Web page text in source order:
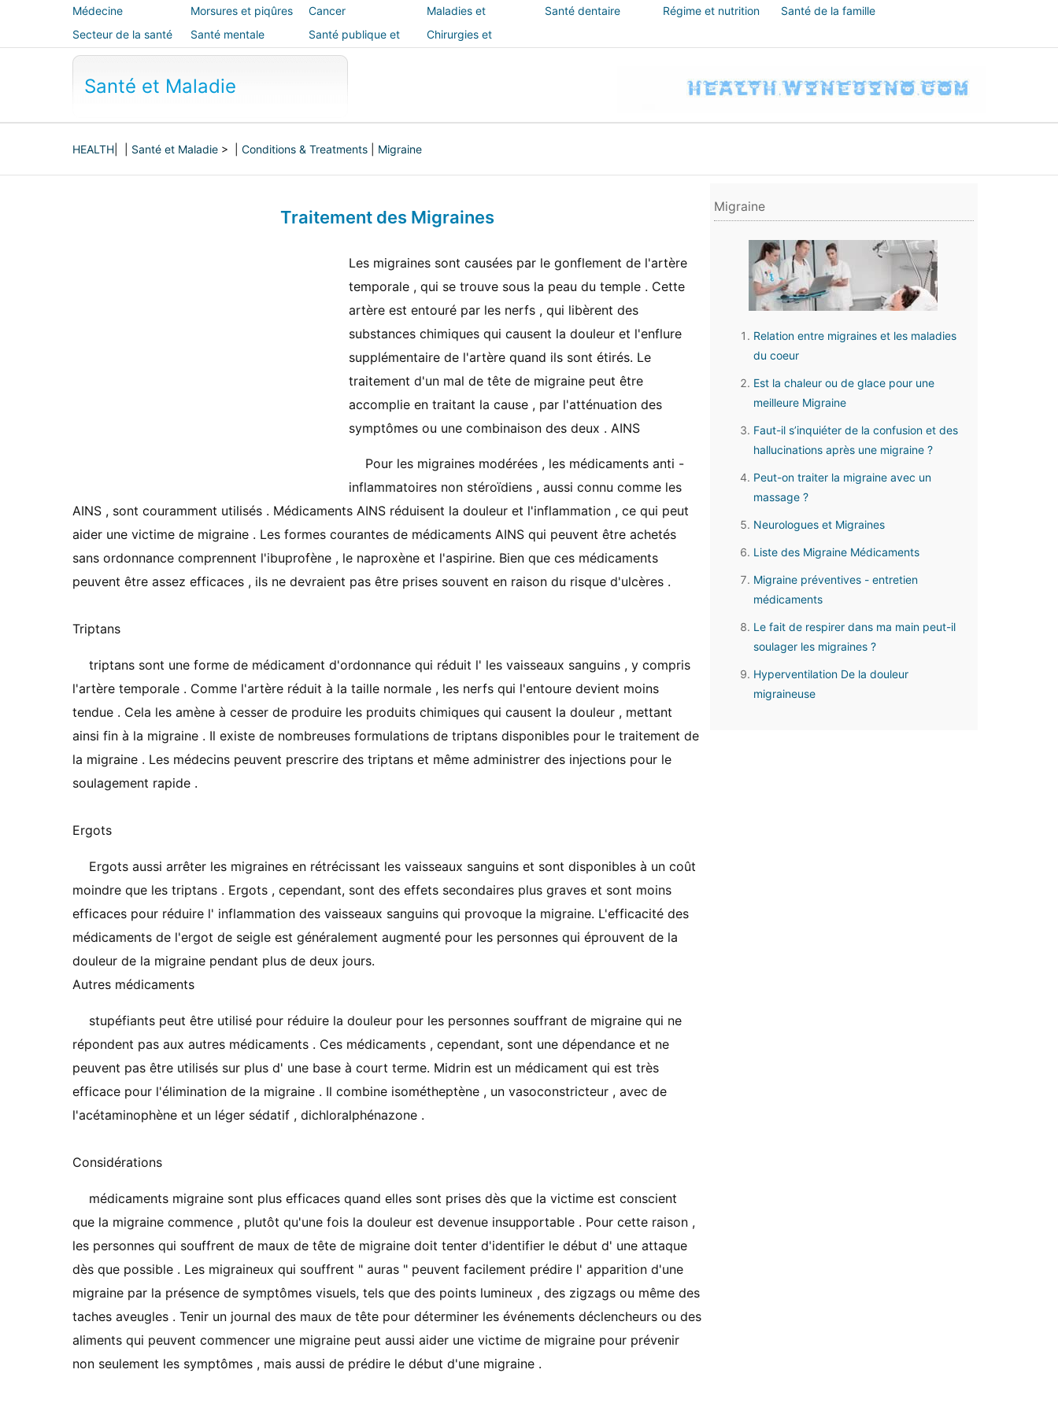
Médecine
alternative
Morsures et piqûres Cancer
Maladies et
traitements
Santé dentaire Régime et nutrition
Santé de la famille
Secteur de la santé
Santé mentale
Santé publique et
sécurité
Chirurgies et
Santé et Maladie
HEALTH Santé et Maladie > | Conditions & Treatments Migraine
Traitement des Migraines
Les migraines sont causées par le gonflement de l'artère
temporale , qui se trouve sous la peau du temple . Cette
artère est entouré par les nerfs , qui libèrent des
substances chimiques qui causent la douleur et l'enflure
supplémentaire de l'artère quand ils sont étirés. Le
traitement d'un mal de tête de migraine peut être
accomplie en traitant la cause , par l'atténuation des
symptômes ou une combinaison des deux . AINS
Pour les migraines modérées , les médicaments anti -
inflammatoires non stéroïdiens , aussi connu comme les
AINS , sont couramment utilisés . Médicaments AINS réduisent la douleur et l'inflammation , ce qui peut
aider une victime de migraine . Les formes courantes de médicaments AINS qui peuvent être achetés
sans ordonnance comprennent l'ibuprofène , le naproxène et l'aspirine. Bien que ces médicaments
peuvent être assez efficaces , ils ne devraient pas être prises souvent en raison du risque d'ulcères .
Triptans
triptans sont une forme de médicament d'ordonnance qui réduit l' les vaisseaux sanguins , y compris
l'artère temporale . Comme l'artère réduit à la taille normale , les nerfs qui l'entoure devient moins
tendue . Cela les amène à cesser de produire les produits chimiques qui causent la douleur , mettant
ainsi fin à la migraine . Il existe de nombreuses formulations de triptans disponibles pour le traitement de
la migraine . Les médecins peuvent prescrire des triptans et même administrer des injections pour le
soulagement rapide .
Ergots
Ergots aussi arrêter les migraines en rétrécissant les vaisseaux sanguins et sont disponibles à un coût
moindre que les triptans . Ergots , cependant, sont des effets secondaires plus graves et sont moins
efficaces pour réduire l' inflammation des vaisseaux sanguins qui provoque la migraine. L'efficacité des
médicaments de l'ergot de seigle est généralement augmenté pour les personnes qui éprouvent de la
douleur de la migraine pendant plus de deux jours.
Autres médicaments
stupéfiants peut être utilisé pour réduire la douleur pour les personnes souffrant de migraine qui ne
répondent pas aux autres médicaments . Ces médicaments , cependant, sont une dépendance et ne
peuvent pas être utilisés sur plus d' une base à court terme. Midrin est un médicament qui est très
efficace pour l'élimination de la migraine . Il combine isométheptène , un vasoconstricteur , avec de
l'acétaminophène et un léger sédatif , dichloralphénazone .
Considérations
médicaments migraine sont plus efficaces quand elles sont prises dès que la victime est conscient
que la migraine commence , plutôt qu'une fois la douleur est devenue insupportable . Pour cette raison ,
les personnes qui souffrent de maux de tête de migraine doit tenter d'identifier le début d' une attaque
dès que possible . Les migraineux qui souffrent " auras " peuvent facilement prédire l' apparition d'une
migraine par la présence de symptômes visuels, tels que des points lumineux , des zigzags ou même des
taches aveugles . Tenir un journal des maux de tête pour déterminer les événements déclencheurs ou des
aliments qui peuvent commencer une migraine peut aussi aider une victime de migraine pour prévenir
non seulement les symptômes , mais aussi de prédire le début d'une migraine .
Migraine
Relation entre migraines et les maladies
du coeur
Est la chaleur ou de glace pour une
meilleure Migraine
Faut-il s’inquiéter de la confusion et des
hallucinations après une migraine ?
Peut-on traiter la migraine avec un
massage ?
Neurologues et Migraines
Liste des Migraine Médicaments
Migraine préventives - entretien
médicaments
Le fait de respirer dans ma main peut-il
soulager les migraines ?
Hyperventilation De la douleur
migraineuse